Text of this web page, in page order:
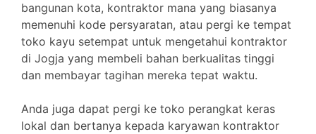
bangunan kota, kontraktor mana yang biasanya
memenuhi kode persyaratan, atau pergi ke tempat
toko kayu setempat untuk mengetahui kontraktor
di Jogja yang membeli bahan berkualitas tinggi
dan membayar tagihan mereka tepat waktu.
Anda juga dapat pergi ke toko perangkat keras
lokal dan bertanya kepada karyawan kontraktor